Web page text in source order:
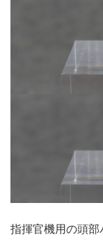
指揮官機用の頭部